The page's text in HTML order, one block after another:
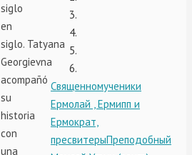
siglo
en
siglo. Tatyana
Georgievna
acompañó
su
historia
con
una
Священномученики
Ермолай , Ермипп и
Ермократ,
пресвитерыПреподобный